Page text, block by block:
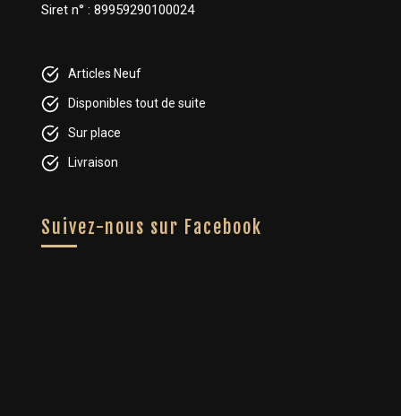
Siret n° : 89959290100024
Articles Neuf
Disponibles tout de suite
Sur place
Livraison
Suivez-nous sur Facebook